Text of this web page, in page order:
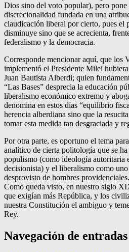
Dios sino del voto popular), pero
discrecionalidad fundada en una
claudicación liberal por cierto, pues el
disminuye sino que se acrecienta,
federalismo y la democracia.
Corresponde mencionar aquí, que los
implementó el Presidente Milei
Juan Bautista Alberdi; quien
“Las Bases” desprecia la educación
liberalismo económico extremo y
denomina en estos días “equilibrio
herencia alberdiana sino que la
tomar esta medida tan desgraciada y
Por otra parte, es oportuno el tema
analítico de cierta politología que se
populismo (como ideología autoritaria
decisionista) y el liberalismo como
desprovisto de hombres
Como queda visto, en nuestro siglo
que exigían más República, y los
nuestra Constitución el ambiguo y
Rey.
Navegación de entradas